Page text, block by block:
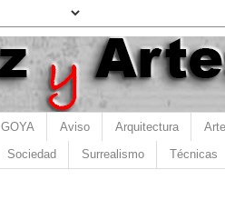
GOYA Aviso Arquitectura
Sociedad Surrealismo Técnicas